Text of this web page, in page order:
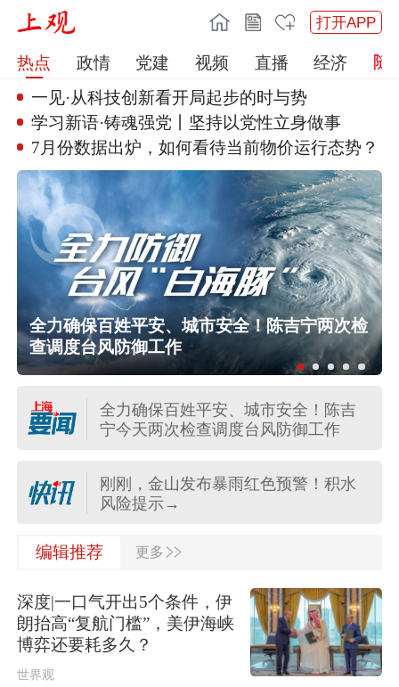
打开APP
热点 政情 党建 视频 直播
经济
一见·从科技创新看开局起步的时与势
学习新语·铸魂强党丨坚持以党性立身做事
7月份数据出炉，如何看待当前物价运行态势？
全力确保百姓平安、城市安全！陈吉宁两次检
查调度台风防御工作
全力确保百姓平安、城市安全！陈吉
宁今天两次检查调度台风防御工作
“白海豚”已减弱为热带风暴
刚刚，金山发布暴雨红色预警！积水
风险提示→
国家防减救灾委、应急管理部启动国
运用AI软件生成视频，一男子发布涉
台风不实信息被处以行政拘留
公安部网安局再次公布15起涉汛涉灾
编辑推荐 更多 >>
深度|一口气开出5个条件，伊
朗抬高“复航门槛”，美伊海峡
博弈还要耗多久？
世界观